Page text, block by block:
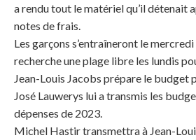
a rendu tout le matériel qu’il détenait
notes de frais.
Les garçons s’entraîneront le mercredi
recherche une plage libre les lundis
Jean-Louis Jacobs prépare le budget
José Lauwerys lui a transmis les
dépenses de 2023.
Michel Hastir transmettra à Jean-